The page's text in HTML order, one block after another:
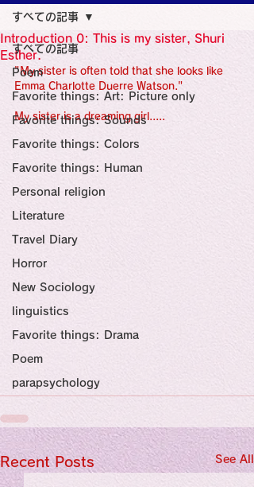
Specialist
Wide Blog
Medicine
Religion
すべての記事
Poem
Favorite things: Art: Picture only
Favorite things: Sounds
Favorite things: Colors
Favorite things: Human
Personal religion
Literature
Travel Diary
Horror
New Sociology
linguistics
Favorite things: Drama
Poem
parapsychology
すべての記事
Introduction 0: This is my sister, Shuri
Esther.
"My sister is often told that she looks like
Emma Charlotte Duerre Watson."
My sister is a dreaming girl.....
Recent Posts See All